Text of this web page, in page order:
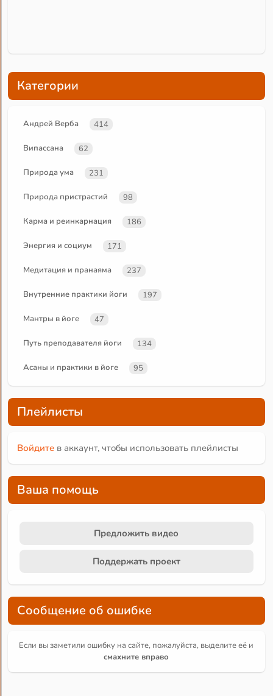
Категории
Андрей Верба 414
Випассана 62
Природа ума 231
Природа пристрастий 98
Карма и реинкарнация 186
Энергия и социум 171
Медитация и пранаяма 237
Внутренние практики йоги 197
Мантры в йоге 47
Путь преподавателя йоги 134
Асаны и практики в йоге 95
Плейлисты
Войдите в аккаунт, чтобы использовать плейлисты
Ваша помощь
Предложить видео
Поддержать проект
Сообщение об ошибке
Если вы заметили ошибку на сайте, пожалуйста, выделите её и
смахните вправо